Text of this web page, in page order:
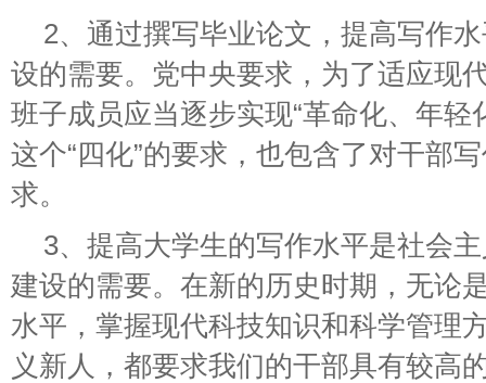
2、通过撰写毕业论文，提高写作
设的需要。党中央要求，为了适应现
班子成员应当逐步实现“革命化、年轻
这个“四化”的要求，也包含了对干部
求。
3、提高大学生的写作水平是社会
建设的需要。在新的历史时期，无论
水平，掌握现代科技知识和科学管理
义新人，都要求我们的干部具有较高